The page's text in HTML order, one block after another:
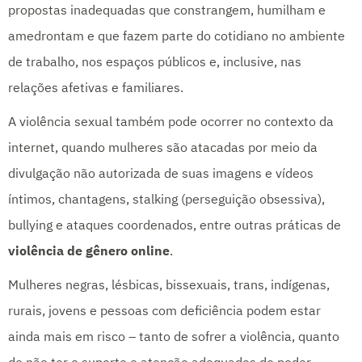
propostas inadequadas que constrangem, humilham e
amedrontam e que fazem parte do cotidiano no ambiente
de trabalho, nos espaços públicos e, inclusive, nas
relações afetivas e familiares.
A violência sexual também pode ocorrer no contexto da
internet, quando mulheres são atacadas por meio da
divulgação não autorizada de suas imagens e vídeos
íntimos, chantagens, stalking (perseguição obsessiva),
bullying e ataques coordenados, entre outras práticas de
violência de gênero online.
Mulheres negras, lésbicas, bissexuais, trans, indígenas,
rurais, jovens e pessoas com deficiência podem estar
ainda mais em risco – tanto de sofrer a violência, quanto